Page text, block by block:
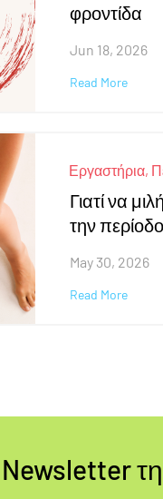
φροντίδα
Jun 18, 2026
Read More
Γιατί να
την
May 30, 2026
Εργαστήρια,
Read More